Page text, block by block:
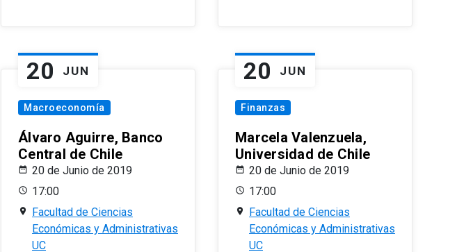
20 JUN
Macroeconomía
Álvaro Aguirre, Banco
Central de Chile
20 de Junio de 2019
17:00
Facultad de Ciencias
Económicas y Administrativas
UC
20 JUN
Finanzas
Marcela Valenzuela,
Universidad de Chile
20 de Junio de 2019
17:00
Facultad de Ciencias
Económicas y Administrativas
UC